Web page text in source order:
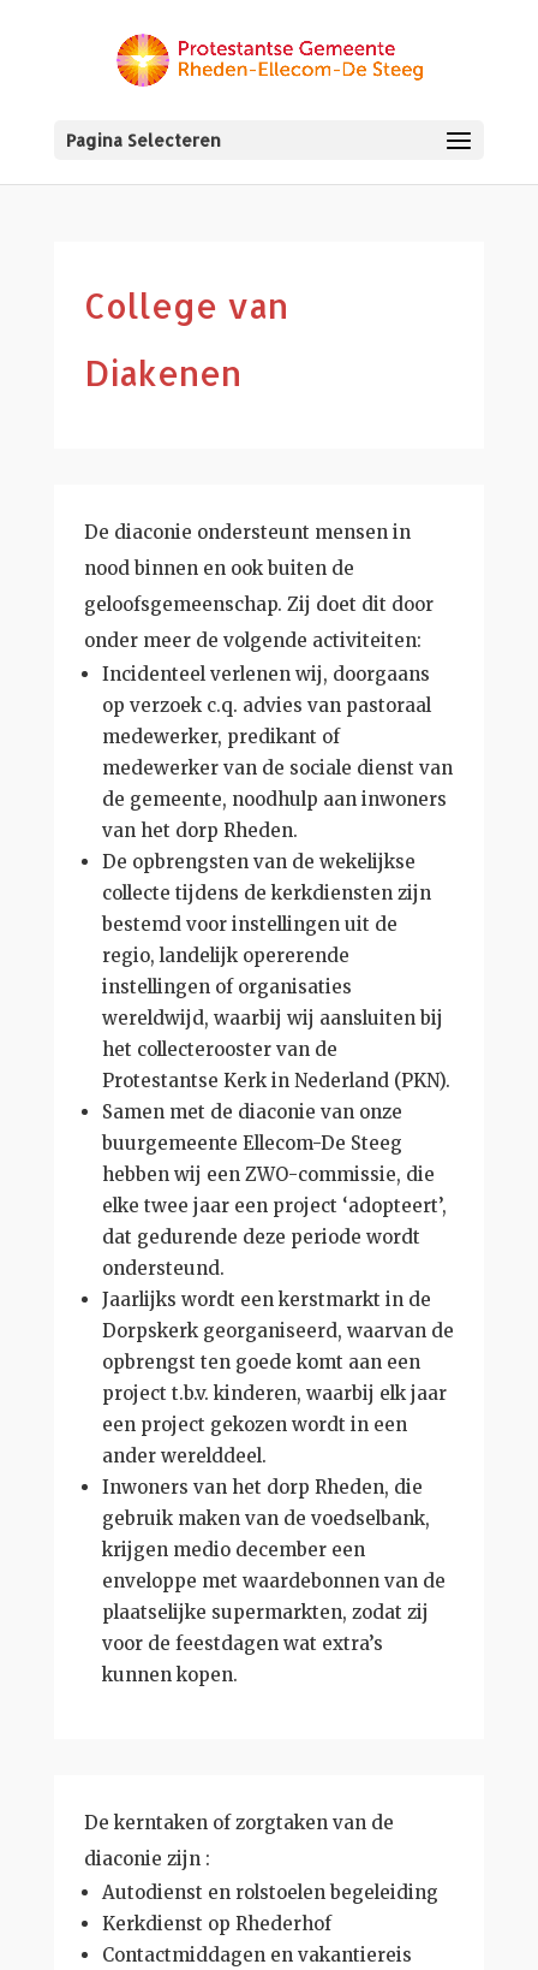
Pagina Selecteren
College van
Diakenen
De diaconie ondersteunt mensen in
nood binnen en ook buiten de
geloofsgemeenschap. Zij doet dit door
onder meer de volgende activiteiten:
Incidenteel verlenen wij, doorgaans
op verzoek c.q. advies van pastoraal
medewerker, predikant of
medewerker van de sociale dienst van
de gemeente, noodhulp aan inwoners
van het dorp Rheden.
De opbrengsten van de wekelijkse
collecte tijdens de kerkdiensten zijn
bestemd voor instellingen uit de
regio, landelijk opererende
instellingen of organisaties
wereldwijd, waarbij wij aansluiten bij
het collecterooster van de
Protestantse Kerk in Nederland (PKN).
Samen met de diaconie van onze
buurgemeente Ellecom-De Steeg
hebben wij een ZWO-commissie, die
elke twee jaar een project ‘adopteert’,
dat gedurende deze periode wordt
ondersteund.
Jaarlijks wordt een kerstmarkt in de
Dorpskerk georganiseerd, waarvan de
opbrengst ten goede komt aan een
project t.b.v. kinderen, waarbij elk jaar
een project gekozen wordt in een
ander werelddeel.
Inwoners van het dorp Rheden, die
gebruik maken van de voedselbank,
krijgen medio december een
enveloppe met waardebonnen van de
plaatselijke supermarkten, zodat zij
voor de feestdagen wat extra’s
kunnen kopen.
De kerntaken of zorgtaken van de
diaconie zijn :
Autodienst en rolstoelen begeleiding
Kerkdienst op Rhederhof
Contactmiddagen en vakantiereis